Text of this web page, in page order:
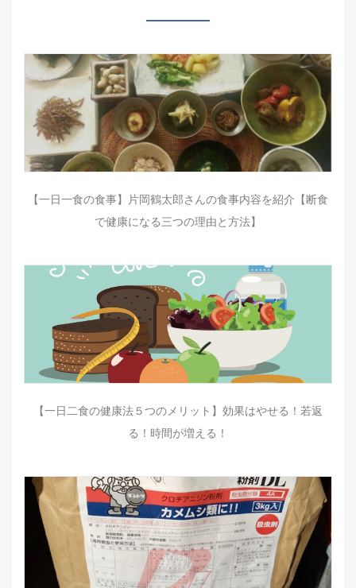
【一日一食の食事】片岡鶴太郎さんの食事内容を紹介【断食
で健康になる三つの理由と方法】
【一日二食の健康法５つのメリット】効果はやせる！若返
る！時間が増える！